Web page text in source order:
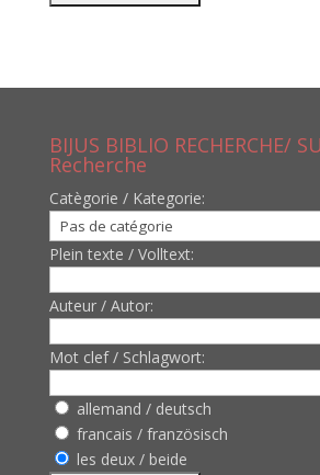
BIJUS BIBLIO RECHERCHE/
Recherche
Catègorie / Kategorie:
Plein texte / Volltext:
Auteur / Autor:
Mot clef / Schlagwort:
allemand / deutsch
francais / französisch
les deux / beide